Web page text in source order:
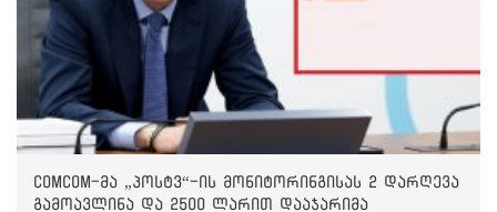
ComCom-მა „პოსტვ“-ის მონიტორინგისას 2 დარღევა
გამოავლინა და 2500 ლარით დააჯარიმა